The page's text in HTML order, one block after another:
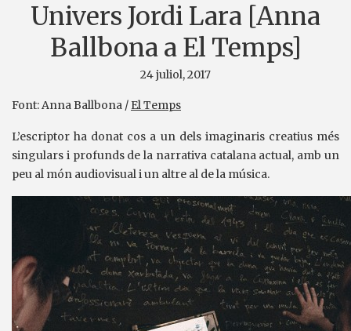
Univers Jordi Lara [Anna
Ballbona a El Temps]
24 juliol, 2017
Font: Anna Ballbona / El Temps
L’escriptor ha donat cos a un dels imaginaris creatius més
singulars i profunds de la narrativa catalana actual, amb un
peu al món audiovisual i un altre al de la música.